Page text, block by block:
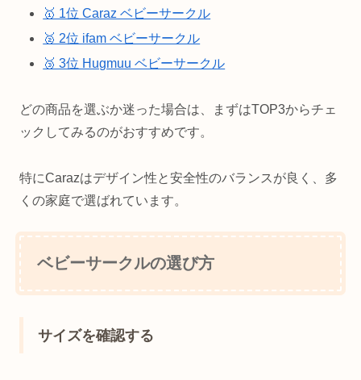
🥇 1位 Caraz ベビーサークル
🥈 2位 ifam ベビーサークル
🥉 3位 Hugmuu ベビーサークル
どの商品を選ぶか迷った場合は、まずはTOP3からチェ
ックしてみるのがおすすめです。
特にCarazはデザイン性と安全性のバランスが良く、多
くの家庭で選ばれています。
ベビーサークルの選び方
サイズを確認する